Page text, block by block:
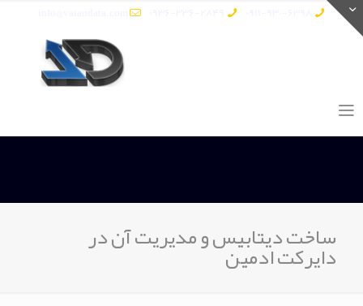
ساخت دیتابیس و مدیریت آن در
دایرکت ادمین